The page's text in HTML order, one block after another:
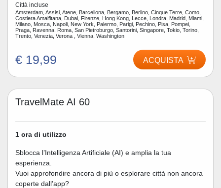
Città incluse
Amsterdam, Assisi, Atene, Barcellona, Bergamo, Berlino, Cinque Terre, Como,
Costiera Amalfitana, Dubai, Firenze, Hong Kong, Lecce, Londra, Madrid, Miami,
Milano, Mosca, Napoli, New York, Palermo, Parigi, Pechino, Pisa, Pompei,
Praga, Ravenna, Roma, San Pietroburgo, Santorini, Singapore, Tokio, Torino,
Trento, Venezia, Verona , Vienna, Washington
€ 19,99 ACQUISTA
TravelMate AI 60
1 ora di utilizzo
Sblocca l’Intelligenza Artificiale (AI) e amplia la tua
esperienza.
Vuoi approfondire ancora di più o esplorare città non ancora
coperte dall’app?